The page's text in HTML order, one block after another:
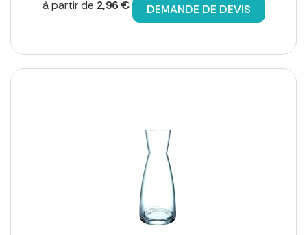
à partir de 2,96 € DEMANDE DE DEVIS